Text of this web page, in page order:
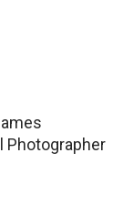
Photographer